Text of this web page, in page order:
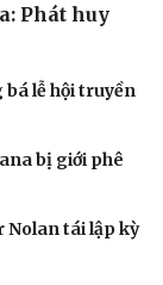
Phát huy
bá lễ hội truyền
bị giới phê
Nolan tái lập kỳ